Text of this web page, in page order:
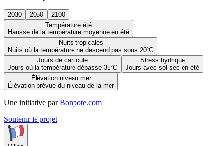
2030 2050
2100
Température été
Hausse de la température moyenne en été
Nuits tropicales
Nuits où la température ne descend pas sous 20°C
Jours de canicule
Jours où la température dépasse 35°C
Stress hydrique
Jours avec sol sec en été
Élévation niveau mer
Élévation prévue du niveau de la mer
Une initiative par Bonpote.com
Soutenir le projet